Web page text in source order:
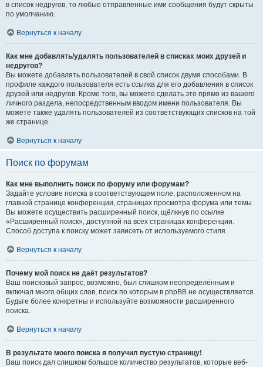
в список недругов, то любые отправленные ими сообщения будут скрыты
по умолчанию.
Вернуться к началу
Как мне добавлять/удалять пользователей в списках моих друзей и
недругов?
Вы можете добавлять пользователей в свой список двумя способами. В
профиле каждого пользователя есть ссылка для его добавления в список
друзей или недругов. Кроме того, вы можете сделать это прямо из вашего
личного раздела, непосредственным вводом имени пользователя. Вы
можете также удалять пользователей из соответствующих списков на той
же странице.
Вернуться к началу
Поиск по форумам
Как мне выполнить поиск по форуму или форумам?
Задайте условие поиска в соответствующем поле, расположенном на
главной странице конференции, страницах просмотра форума или темы.
Вы можете осуществить расширенный поиск, щёлкнув по ссылке
«Расширенный поиск», доступной на всех страницах конференции.
Способ доступа к поиску может зависеть от используемого стиля.
Вернуться к началу
Почему мой поиск не даёт результатов?
Ваш поисковый запрос, возможно, был слишком неопределённым и
включал много общих слов, поиск по которым в phpBB не осуществляется.
Будьте более конкретны и используйте возможности расширенного
поиска.
Вернуться к началу
В результате моего поиска я получил пустую страницу!
Ваш поиск дал слишком большое количество результатов, которые веб-